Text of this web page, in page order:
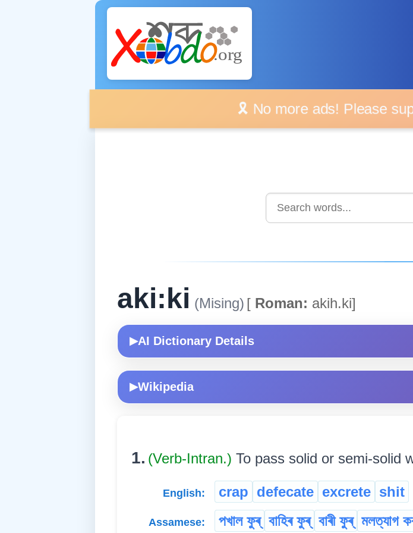
🎗️ No more ads! Please
aki:ki (Mising) [ Roman: akih.ki]
▶AI Dictionary Details
▶Wikipedia
1. (Verb-Intran.) To pass solid or semi-solid
English: crap defecate excrete shit
Assamese: পখাল ফুৰ্ বাহিৰ ফুৰ্ বাৰী ফুৰ্ মলত্যাগ